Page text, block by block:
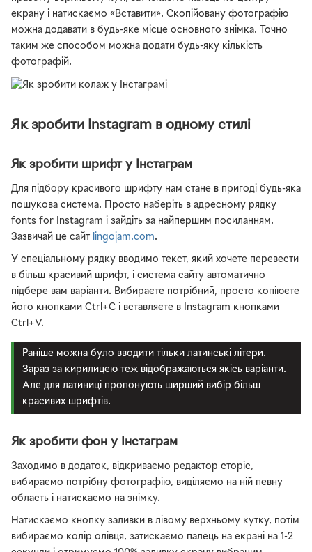
екрану і натискаємо «Вставити». Скопійовану фотографію
можна додавати в будь-яке місце основного знімка. Точно
таким же способом можна додати будь-яку кількість
фотографій.
Як зробити Instagram в одному стилі
Як зробити шрифт у Інстаграм
Для підбору красивого шрифту нам стане в пригоді будь-яка
пошукова система. Просто наберіть в адресному рядку
fonts for Instagram і зайдіть за найпершим посиланням.
Зазвичай це сайт
lingojam.com.
У спеціальному рядку вводимо текст, який хочете перевести
в більш красивий шрифт, і система сайту автоматично
підбере вам варіанти. Вибираєте потрібний, просто копіюєте
його кнопками Ctrl+C і вставляєте в Instagram кнопками
Ctrl+V.
Раніше можна було вводити тільки латинські літери.
Зараз за кирилицею теж відображаються якісь варіанти.
Але для латиниці пропонують ширший вибір більш
красивих шрифтів.
Як зробити фон у Інстаграм
Заходимо в додаток, відкриваємо редактор сторіс,
вибираємо потрібну фотографію, виділяємо на ній певну
область і натискаємо на знімку.
Натискаємо кнопку заливки в лівому верхньому кутку, потім
вибираємо колір олівця, затискаємо палець на екрані на 1-2